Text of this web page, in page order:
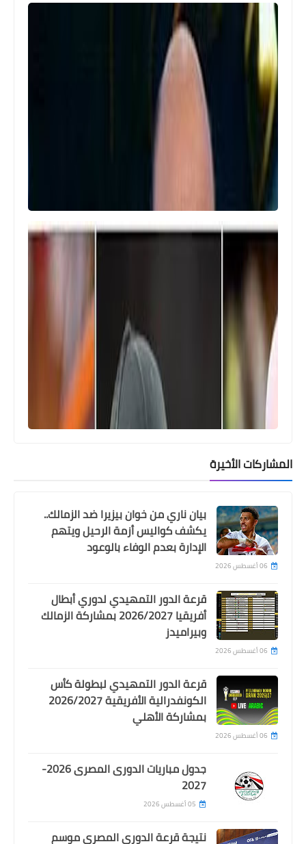
تنقل)
اخبار خفيفة
أساسيين غير جاهزبن لمباراة الزمالك
بنسبة 100%
عمرو اديب يطالب جماهير الزمالك بترديد
تلك الكلمات لتغيير عقلية الهزيمة أمام
اخبار خفيفة
قرار كلوب يفتح الباب لزيادة الخلاف بين
المشاركات الأخيرة
بيان ناري من خوان بيزيرا ضد الزمالك..
يكشف كواليس أزمة الرحيل ويتهم
الإدارة بعدم الوفاء بالوعود
06 أغسطس 2026
قرعة الدور التمهيدي لدوري أبطال
أفريقيا 2026/2027 بمشاركة الزمالك
وبيراميدز
06 أغسطس 2026
قرعة الدور التمهيدي لبطولة كأس
الكونفدرالية الأفريقية 2026/2027
بمشاركة الأهلي
06 أغسطس 2026
جدول مباريات الدورى المصرى 2026-
2027
05 أغسطس 2026
نتيجة قرعة الدوري المصري موسم